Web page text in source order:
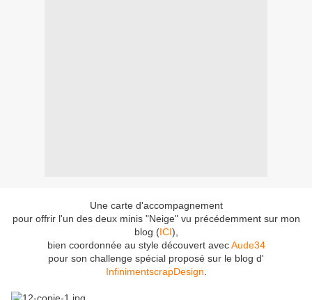
Une carte d'accompagnement
pour offrir l'un des deux minis "Neige" vu précédemment sur mon
blog (ICI),
bien coordonnée au style découvert avecAude34
pour son challenge spécial proposé sur le blog d'
InfinimentscrapDesign